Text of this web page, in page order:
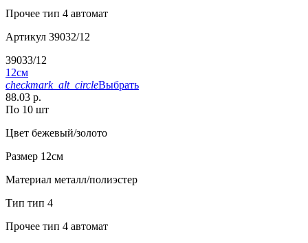
Прочее тип 4 автомат
Артикул 39032/12
39033/12
12см
checkmark_alt_circleВыбрать
88.03 р.
По 10 шт
Цвет бежевый/золото
Размер 12см
Материал металл/полиэстер
Тип тип 4
Прочее тип 4 автомат